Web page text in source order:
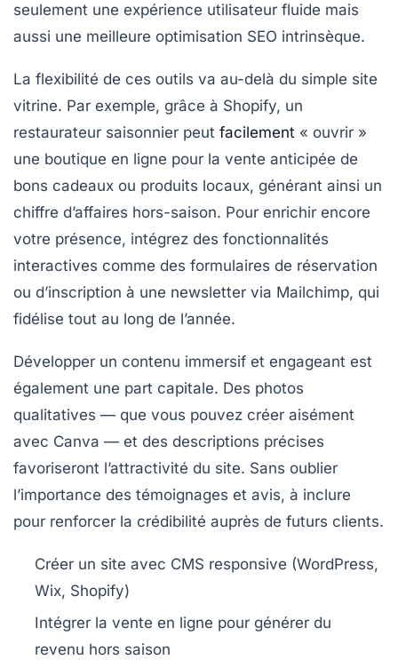
seulement une expérience utilisateur fluide mais
aussi une meilleure optimisation SEO intrinsèque.
La flexibilité de ces outils va au-delà du simple site
vitrine. Par exemple, grâce à Shopify, un
restaurateur saisonnier peut facilement « ouvrir »
une boutique en ligne pour la vente anticipée de
bons cadeaux ou produits locaux, générant ainsi un
chiffre d’affaires hors-saison. Pour enrichir encore
votre présence, intégrez des fonctionnalités
interactives comme des formulaires de réservation
ou d’inscription à une newsletter via Mailchimp, qui
fidélise tout au long de l’année.
Développer un contenu immersif et engageant est
également une part capitale. Des photos
qualitatives — que vous pouvez créer aisément
avec Canva — et des descriptions précises
favoriseront l’attractivité du site. Sans oublier
l’importance des témoignages et avis, à inclure
pour renforcer la crédibilité auprès de futurs clients.
Créer un site avec CMS responsive (WordPress,
Wix, Shopify)
Intégrer la vente en ligne pour générer du
revenu hors saison